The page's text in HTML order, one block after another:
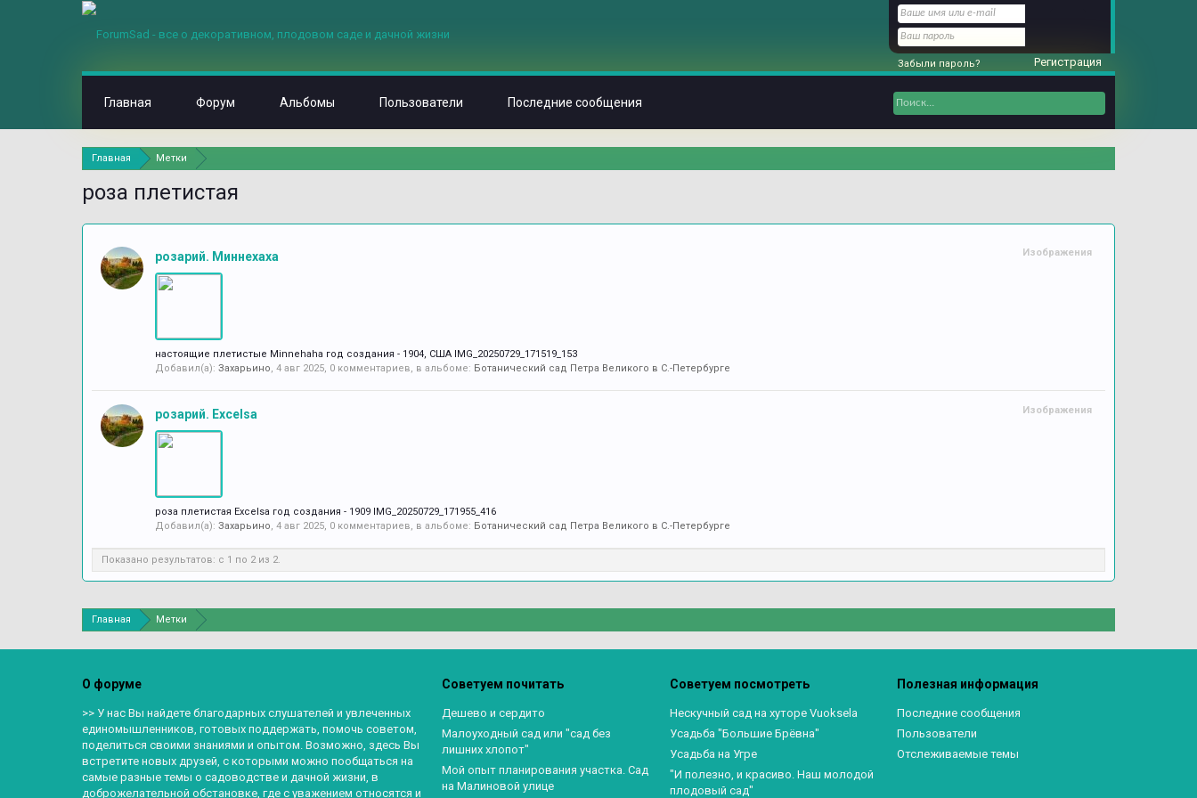
Главная Метки
роза плетистая
Изображения
розарий. Миннехаха
настоящие плетистые Minnehaha год создания - 1904, США IMG_20250729_171519_153
Добавил(а): Захарьино, 4 авг 2025, 0 комментариев, в альбоме: Ботанический сад Петра Великого в С.-Петербурге
Изображения
розарий. Excelsa
роза плетистая Excelsa год создания - 1909 IMG_20250729_171955_416
Добавил(а): Захарьино, 4 авг 2025, 0 комментариев, в альбоме: Ботанический сад Петра Великого в С.-Петербурге
Показано результатов: с 1 по 2 из 2.
Главная Метки
Забыли пароль? Регистрация
Главная Форум Альбомы Пользователи Последние сообщения
О форуме
>> У нас Вы найдете благодарных слушателей и увлеченных
единомышленников, готовых поддержать, помочь советом,
поделиться своими знаниями и опытом. Возможно, здесь Вы
встретите новых друзей, с которыми можно пообщаться на
самые разные темы о садоводстве и дачной жизни, в
доброжелательной обстановке, где с уважением относятся и
Советуем почитать
Дешево и сердито
Малоуходный сад или "сад без
лишних хлопот"
Мой опыт планирования участка. Сад
на Малиновой улице
Советуем посмотреть
Нескучный сад на хуторе Vuoksela
Усадьба "Большие Брёвна"
Усадьба на Угре
"И полезно, и красиво. Наш молодой
плодовый сад"
Полезная информация
Последние сообщения
Пользователи
Отслеживаемые темы